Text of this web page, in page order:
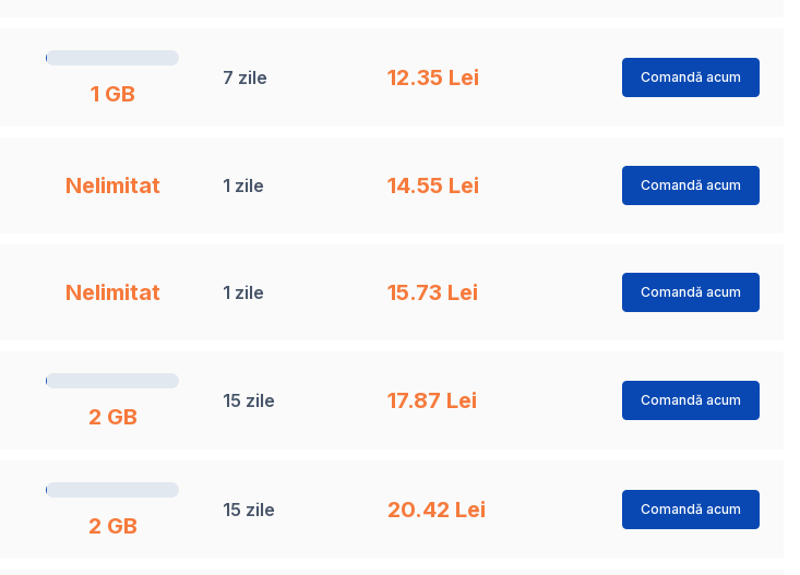
1 GB
7 zile 12.35 Lei Comandă acum
Nelimitat 1 zile 14.55 Lei Comandă acum
Nelimitat 1 zile 15.73 Lei Comandă acum
2 GB
15 zile 17.87 Lei Comandă acum
2 GB
15 zile 20.42 Lei Comandă acum